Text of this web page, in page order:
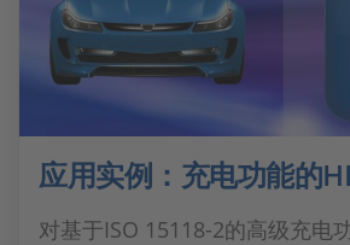
应用实例：充电功能的
对基于ISO 15118-2的高级充电